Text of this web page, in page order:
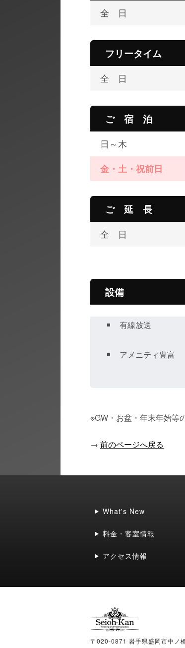
全 日
フリータイム
全 日
ご 宿 泊
日～木
金・土・祝前日
ご 延 長
全 日
設備
有線放送
アメニティ豊富
※GW・お盆・年末年始等
→ 前のページへ戻る
What's New
料金・客室情報
アクセス情報
〒020-0871 岩手県盛岡市中ノ